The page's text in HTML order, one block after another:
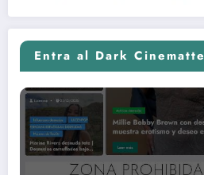
Entra al Dark Cinematte